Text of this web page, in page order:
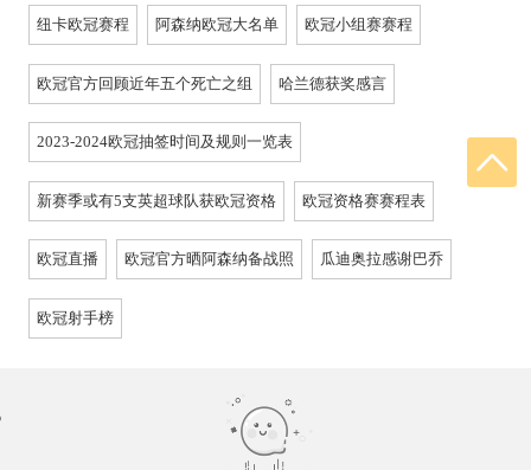
纽卡欧冠赛程 阿森纳欧冠大名单 欧冠小组赛赛程
欧冠官方回顾近年五个死亡之组 哈兰德获奖感言
2023-2024欧冠抽签时间及规则一览表
新赛季或有5支英超球队获欧冠资格 欧冠资格赛赛程表
欧冠直播 欧冠官方晒阿森纳备战照 瓜迪奥拉感谢巴乔
欧冠射手榜